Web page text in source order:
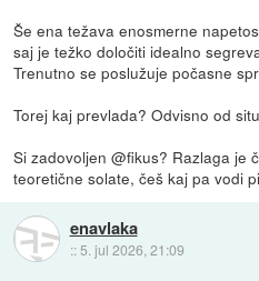
Še ena težava enosmerne
saj je težko določiti idealno
Trenutno se poslužuje počasne
Torej kaj prevlada? Odvisno od
Si zadovoljen @fikus? Razlaga je
teoretične solate, češ kaj pa vodi
enavlaka
:: 5. jul 2026, 21:09